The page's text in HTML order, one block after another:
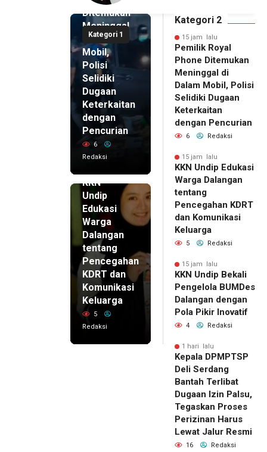
Kategori 1
Ditemukan
Meninggal
di Dalam
Mobil,
Polisi
Selidiki
Dugaan
Keterkaitan
dengan
Pencurian
6
Redaksi
KKN
Undip
Edukasi
Warga
Dalangan
tentang
Pencegahan
KDRT dan
Komunikasi
Keluarga
5
Redaksi
Kategori 2
15 jam lalu
Pemilik Royal
Phone Ditemukan
Meninggal di
Dalam Mobil, Polisi
Selidiki Dugaan
Keterkaitan
dengan Pencurian
6 Redaksi
15 jam lalu
KKN Undip Edukasi
Warga Dalangan
tentang
Pencegahan KDRT
dan Komunikasi
Keluarga
5 Redaksi
15 jam lalu
KKN Undip Bekali
Pengelola BUMDes
Dalangan dengan
Pola Pikir Inovatif
4 Redaksi
1 hari lalu
Kepala DPMPTSP
Deli Serdang
Bantah Terlibat
Dugaan Izin Palsu,
Tegaskan Proses
Perizinan Harus
Lewat Jalur Resmi
16 Redaksi